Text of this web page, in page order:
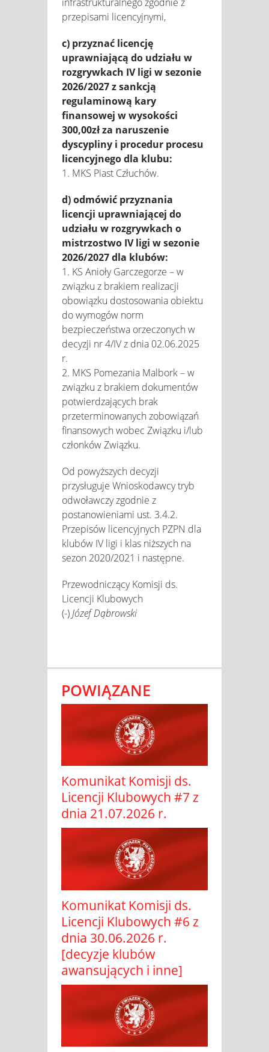
przepisami licencyjnymi,
c) przyznać licencję
uprawniającą do udziału w
rozgrywkach IV ligi w sezonie
2026/2027 z sankcją
regulaminową kary
finansowej w wysokości
300,00zł za naruszenie
dyscypliny i procedur procesu
licencyjnego dla klubu:
1. MKS Piast Człuchów.
d) odmówić przyznania
licencji uprawniającej do
udziału w rozgrywkach o
mistrzostwo IV ligi w sezonie
2026/2027 dla klubów:
1. KS Anioły Garczegorze – w
związku z brakiem realizacji
obowiązku dostosowania obiektu
do wymogów norm
bezpieczeństwa orzeczonych w
decyzji nr 4/IV z dnia 02.06.2025
r.
2. MKS Pomezania Malbork – w
związku z brakiem dokumentów
potwierdzających brak
przeterminowanych zobowiązań
finansowych wobec Związku i/lub
członków Związku.
Od powyższych decyzji
przysługuje Wnioskodawcy tryb
odwoławczy zgodnie z
postanowieniami ust. 3.4.2.
Przepisów licencyjnych PZPN dla
klubów IV ligi i klas niższych na
sezon 2020/2021 i następne.
Przewodniczący Komisji ds.
Licencji Klubowych
(-)Józef Dąbrowski
POWIĄZANE
Komunikat Komisji ds.
Licencji Klubowych #7 z
dnia 21.07.2026 r.
Komunikat Komisji ds.
Licencji Klubowych #6 z
dnia 30.06.2026 r.
[decyzje klubów
awansujących i inne]